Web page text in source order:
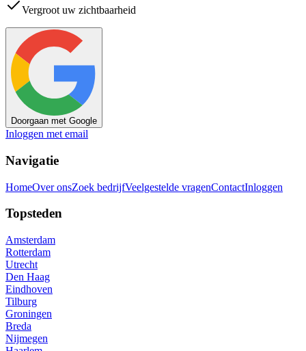
Vergroot uw zichtbaarheid
Doorgaan met Google
Inloggen met email
Navigatie
HomeOver onsZoek bedrijfVeelgestelde vragenContactInloggen
Topsteden
Amsterdam
Rotterdam
Utrecht
Den Haag
Eindhoven
Tilburg
Groningen
Breda
Nijmegen